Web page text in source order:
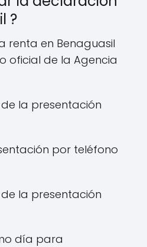
?
renta en Benaguasil
oficial de la Agencia
la presentación
por teléfono
de la presentación
día para